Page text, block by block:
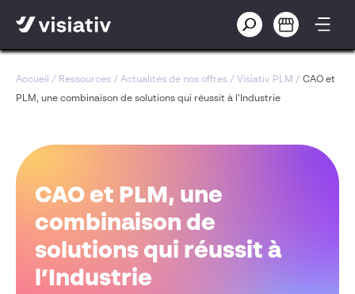
Accueil / Ressources / Actualités de nos offres / Visiativ PLM / CAO et
PLM, une combinaison de solutions qui réussit à l’Industrie
CAO et PLM, une
combinaison de
solutions qui réussit à
l’Industrie